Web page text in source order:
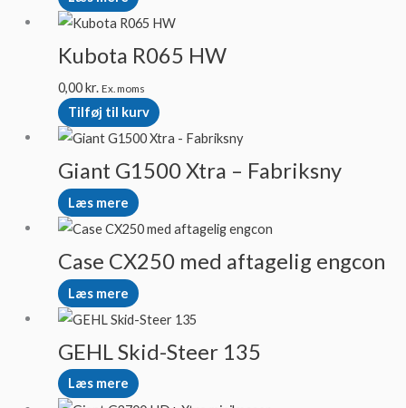
Kubota R065 HW
0,00kr. Ex. moms
Tilføj til kurv
Giant G1500 Xtra – Fabriksny
Læs mere
Case CX250 med aftagelig engcon
Læs mere
GEHL Skid-Steer 135
Læs mere